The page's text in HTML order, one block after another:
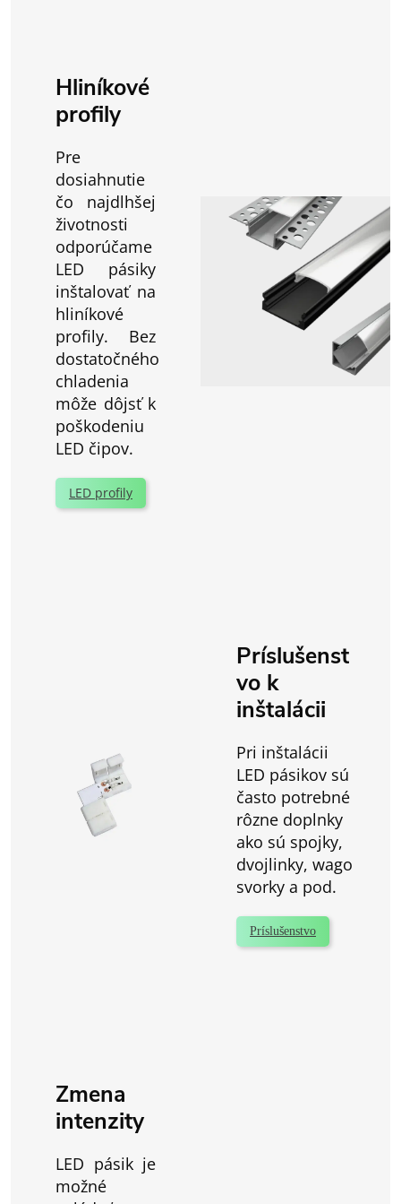
Hliníkové
profily
Pre
dosiahnutie
čo najdlhšej
životnosti
odporúčame
LED pásiky
inštalovať na
hliníkové
profily. Bez
dostatočného
chladenia
môže dôjsť k
poškodeniu
LED čipov.
LED profily
Príslušenst
vo k
inštalácii
Pri inštalácii
LED pásikov sú
často potrebné
rôzne doplnky
ako sú spojky,
dvojlinky, wago
svorky a pod.
Príslušenstvo
Zmena
intenzity
LED pásik je
možné